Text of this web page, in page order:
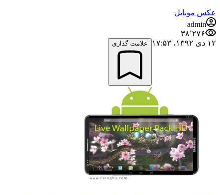
عکس موبایل
admin
۳۸٬۲۷۶
۱۲ دی ۱۳۹۲،‏ ۱۷:۵۳
علامت گذاری